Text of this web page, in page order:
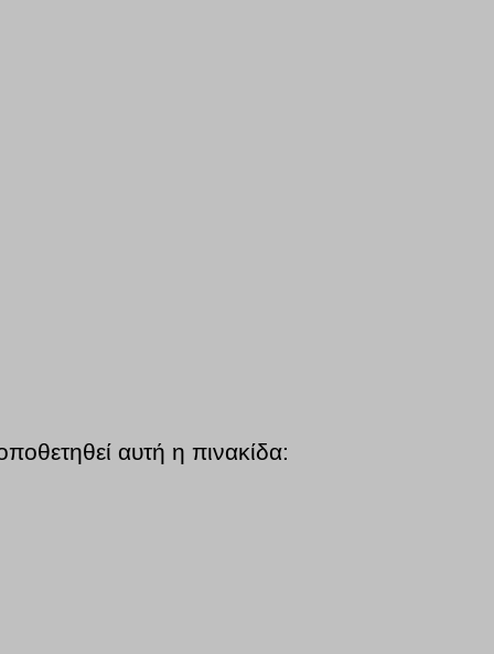
αυτή η πινακίδα: